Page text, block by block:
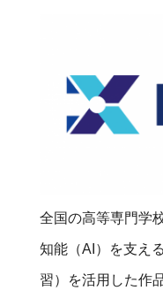
全国の高等専門学
知能（AI）を支え
習）を活用した作